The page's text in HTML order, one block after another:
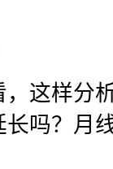
这样分
吗？月